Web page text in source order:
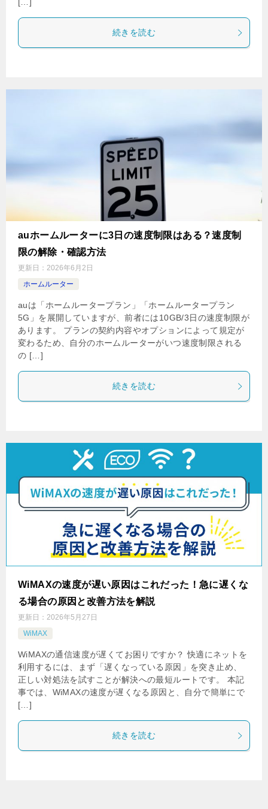
続きを読む
auホームルーターに3日の速度制限はある？速度制
限の解除・確認方法
更新日： 2026年6月2日
ホームルーター
auは「ホームルータープラン」「ホームルータープラン
5G」を展開していますが、前者には10GB/3日の速度制限が
あります。 プランの契約内容やオプションによって規定が
変わるため、自分のホームルーターがいつ速度制限される
の […]
続きを読む
WiMAXの速度が遅い原因はこれだった！急に遅くな
る場合の原因と改善方法を解説
更新日： 2026年5月27日
WiMAX
WiMAXの通信速度が遅くてお困りですか？ 快適にネットを
利用するには、まず「遅くなっている原因」を突き止め、
正しい対処法を試すことが解決への最短ルートです。 本記
事では、WiMAXの速度が遅くなる原因と、自分で簡単にで
[…]
続きを読む